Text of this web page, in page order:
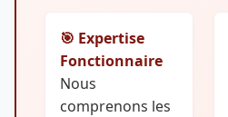
🎯 Expertise
Fonctionnaire
Nous
comprenons les